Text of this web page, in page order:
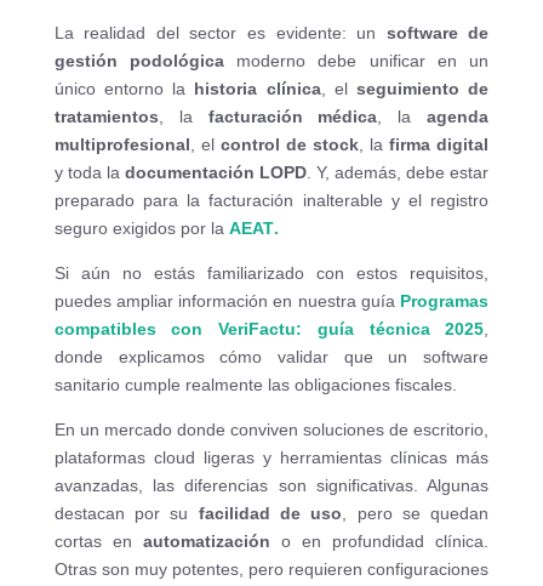
La realidad del sector es evidente: un software de
gestión podológica moderno debe unificar en un
único entorno la historia clínica, elseguimiento de
tratamientos, la facturación médica, laagenda
multiprofesional, el control de stock, lafirma digital
y toda la documentación LOPD. Y, además, debe estar
preparado para la facturación inalterable y el registro
seguro exigidos por la AEAT.
Si aún no estás familiarizado con estos requisitos,
puedes ampliar información en nuestra guía Programas
compatibles con VeriFactu: guía técnica 2025,
donde explicamos cómo validar que un software
sanitario cumple realmente las obligaciones fiscales.
En un mercado donde conviven soluciones de escritorio,
plataformas cloud ligeras y herramientas clínicas más
avanzadas, las diferencias son significativas. Algunas
destacan por su facilidad de uso, pero se quedan
cortas en automatización o en profundidad clínica.
Otras son muy potentes, pero requieren configuraciones